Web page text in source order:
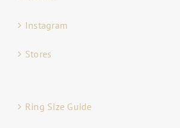
Instagram
Stores
Ring Size Guide